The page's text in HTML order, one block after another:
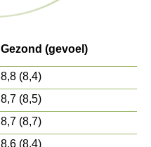
Gezond (gevoel)
8,8 (8,4)
8,7 (8,5)
8,7 (8,7)
8,6 (8,4)